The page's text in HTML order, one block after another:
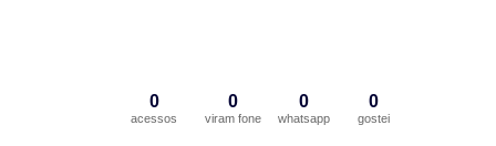
0
acessos
0
viram fone
0
whatsapp
0
gostei